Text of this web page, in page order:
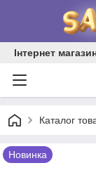
Інтернет
Каталог
Новинка